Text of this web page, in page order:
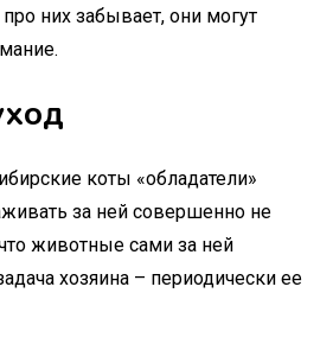
них забывает, они могут
коты «обладатели»
за ней совершенно не
животные сами за ней
хозяина – периодически ее